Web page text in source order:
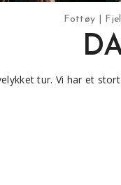
Fottøy
tur. Vi har et
skal kjøpe inn sko.